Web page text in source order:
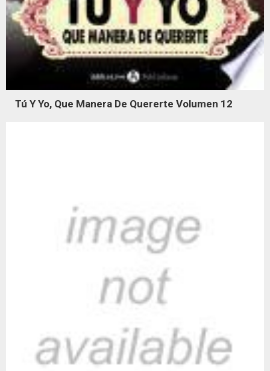
Tú Y Yo, Que Manera De Quererte Volumen 12